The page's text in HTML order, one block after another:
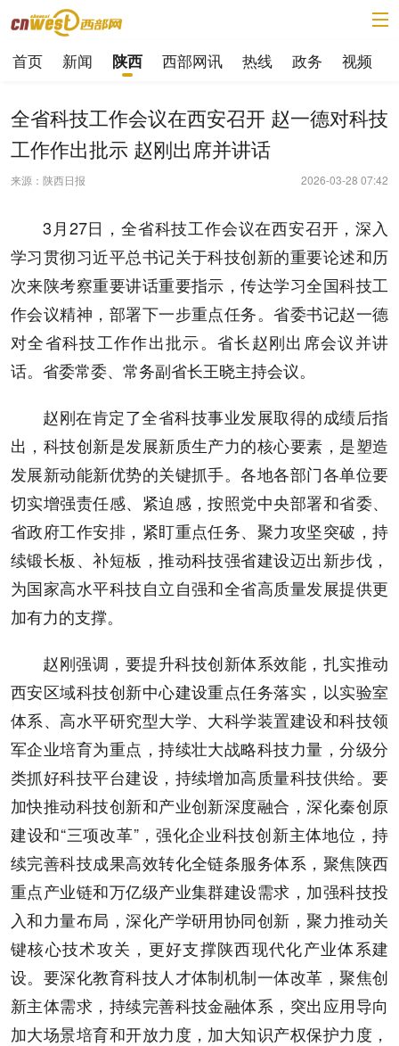
首页 新闻 陕西 西部网讯 热线 政务 视频
全省科技工作会议在西安召开 赵一德对科技
工作作出批示 赵刚出席并讲话
来源：陕西日报 2026-03-28 07:42
3月27日，全省科技工作会议在西安召开，深入
学习贯彻习近平总书记关于科技创新的重要论述和历
次来陕考察重要讲话重要指示，传达学习全国科技工
作会议精神，部署下一步重点任务。省委书记赵一德
对全省科技工作作出批示。省长赵刚出席会议并讲
话。省委常委、常务副省长王晓主持会议。
赵刚在肯定了全省科技事业发展取得的成绩后指
出，科技创新是发展新质生产力的核心要素，是塑造
发展新动能新优势的关键抓手。各地各部门各单位要
切实增强责任感、紧迫感，按照党中央部署和省委、
省政府工作安排，紧盯重点任务、聚力攻坚突破，持
续锻长板、补短板，推动科技强省建设迈出新步伐，
为国家高水平科技自立自强和全省高质量发展提供更
加有力的支撑。
赵刚强调，要提升科技创新体系效能，扎实推动
西安区域科技创新中心建设重点任务落实，以实验室
体系、高水平研究型大学、大科学装置建设和科技领
军企业培育为重点，持续壮大战略科技力量，分级分
类抓好科技平台建设，持续增加高质量科技供给。要
加快推动科技创新和产业创新深度融合，深化秦创原
建设和“三项改革”，强化企业科技创新主体地位，持
续完善科技成果高效转化全链条服务体系，聚焦陕西
重点产业链和万亿级产业集群建设需求，加强科技投
入和力量布局，深化产学研用协同创新，聚力推动关
键核心技术攻关，更好支撑陕西现代化产业体系建
设。要深化教育科技人才体制机制一体改革，聚焦创
新主体需求，持续完善科技金融体系，突出应用导向
加大场景培育和开放力度，加大知识产权保护力度，